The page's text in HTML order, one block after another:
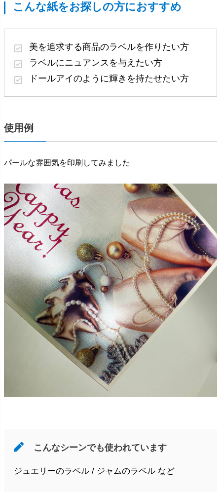
こんな紙をお探しの方におすすめ
美を追求する商品のラベルを作りたい方
ラベルにニュアンス を与えたい方
ドールアイのように輝き を持たせたい方
使用例
パールな雰囲気を印刷してみました
こんなシーンでも使われています
ジュエリーのラベル / ジャムのラベル など